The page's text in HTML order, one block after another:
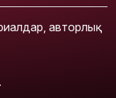
авторлық